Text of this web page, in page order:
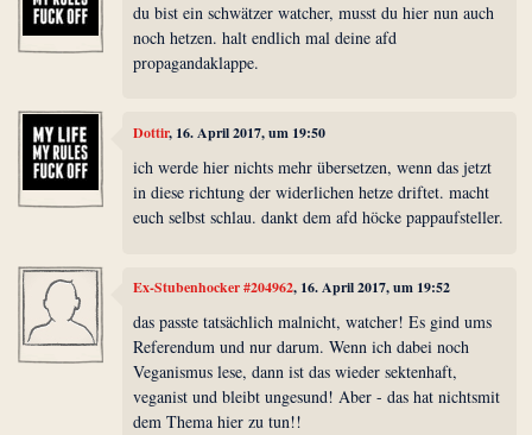
du bist ein schwätzer watcher, musst du hier nun auch
noch hetzen. halt endlich mal deine afd
propagandaklappe.
Dottir, 16. April 2017, um 19:50
ich werde hier nichts mehr übersetzen, wenn das jetzt
in diese richtung der widerlichen hetze driftet. macht
euch selbst schlau. dankt dem afd höcke pappaufsteller.
Ex-Stubenhocker #204962, 16. April 2017, um 19:52
das passte tatsächlich malnicht, watcher! Es gind ums
Referendum und nur darum. Wenn ich dabei noch
Veganismus lese, dann ist das wieder sektenhaft,
veganist und bleibt ungesund! Aber - das hat nichtsmit
dem Thema hier zu tun!!